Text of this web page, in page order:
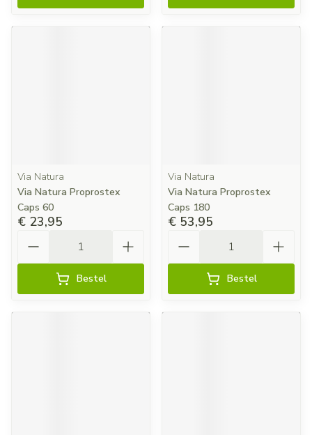
Via Natura
Via Natura Proprostex
Caps 60
€ 23,95
Bestel
Via Natura
Via Natura Proprostex
Caps 180
€ 53,95
Bestel